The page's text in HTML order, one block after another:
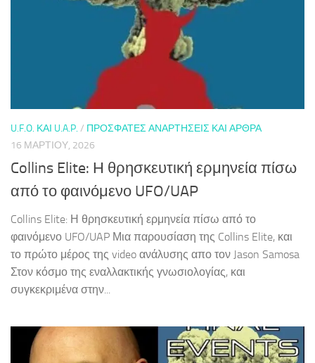
U.F.O. ΚΑΙ U.A.P. / ΠΡΌΣΦΑΤΕΣ ΑΝΑΡΤΉΣΕΙΣ ΚΑΙ ΆΡΘΡΑ
16 ΜΑΡΤΊΟΥ, 2026
Collins Elite: Η θρησκευτική ερμηνεία πίσω
από το φαινόμενο UFO/UAP
Collins Elite: Η θρησκευτική ερμηνεία πίσω από το
φαινόμενο UFO/UAP Μια παρουσίαση της Collins Elite, και
το πρώτο μέρος της video ανάλυσης απο τον Jason Samosa
Στον κόσμο της εναλλακτικής γνωσιολογίας, και
συγκεκριμένα στην...